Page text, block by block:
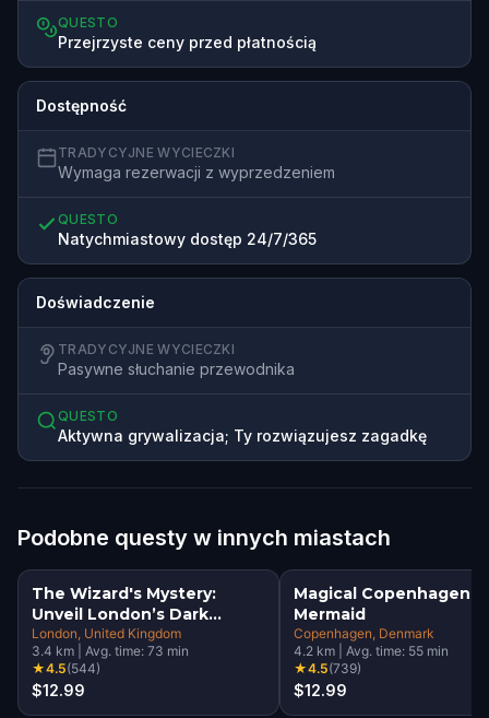
QUESTO
Przejrzyste ceny przed płatnością
Dostępność
TRADYCYJNE WYCIECZKI
Wymaga rezerwacji z wyprzedzeniem
QUESTO
Natychmiastowy dostęp 24/7/365
Doświadczenie
TRADYCYJNE WYCIECZKI
Pasywne słuchanie przewodnika
QUESTO
Aktywna grywalizacja; Ty rozwiązujesz zagadkę
Podobne questy w innych miastach
The Wizard's Mystery:
Unveil London’s Dark
Secrets Escape Game
London , United Kingdom
3.4 km Avg. time: 73 min
★4.5(544)
$12.99
Magical Copenhagen:
Mermaid
Copenhagen , Denmark
4.2 km Avg. time: 55 min
★4.5(739)
$12.99